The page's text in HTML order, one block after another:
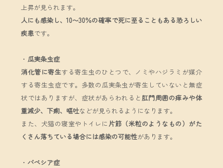
上昇が見られます。
人にも感染し、10〜30％の確率で死に至ることもある恐ろしい
疾患です。
・ 瓜実条虫症
消化管に寄生する寄生虫のひとつで、ノミやハジラミが媒介
する寄生虫症です。多数の瓜実条虫が寄生していないと無症
状ではありますが、症状があらわれると 肛門周囲の痒みや体
重減少、下痢、嘔吐などが見られるようになります。
また、犬猫の寝室やトイレに 片節（米粒のようなもの）がた
くさん落ちている場合には感染の可能性があります。
・ バベシア症